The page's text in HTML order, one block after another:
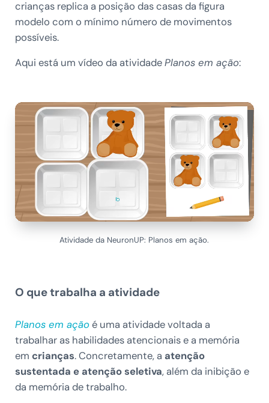
crianças replica a posição das casas da figura
modelo com o mínimo número de movimentos
possíveis.
Aqui está um vídeo da atividadePlanos em ação:
Atividade da NeuronUP: Planos em ação.
O que trabalha a atividade
Planos em açãoé uma atividade voltada a
trabalhar as habilidades atencionais e a memória
em crianças. Concretamente, a atenção
sustentada e atenção seletiva, além da inibição e
da memória de trabalho.